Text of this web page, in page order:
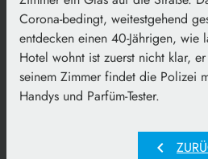
Corona-bedingt, weitestgehend
entdecken einen 40-Jährigen, wie
Hotel wohnt ist zuerst nicht klar,
seinem Zimmer findet die Polizei
Handys und Parfüm-Tester.
chevron_left